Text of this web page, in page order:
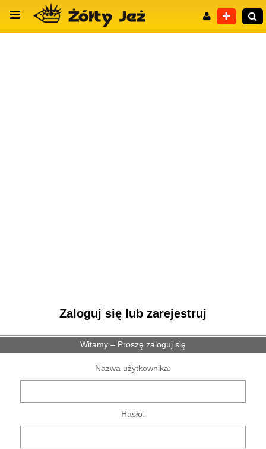
Zaloguj się lub zarejestruj
Witamy – Proszę zaloguj się
Nazwa użytkownika:
Hasło: